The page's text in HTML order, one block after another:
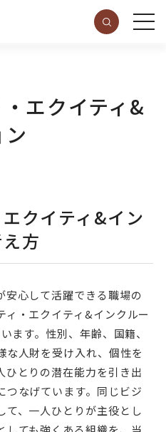
エクイティ&
クイティ&イン
方
安心して活躍できる職場の
・エクイティ&インクルー
ます。性別、年齢、国籍、
な人財を受け入れ、個性を
ひとりの潜在能力を引き出
つなげています。同じビジ
て、一人ひとりが主役とし